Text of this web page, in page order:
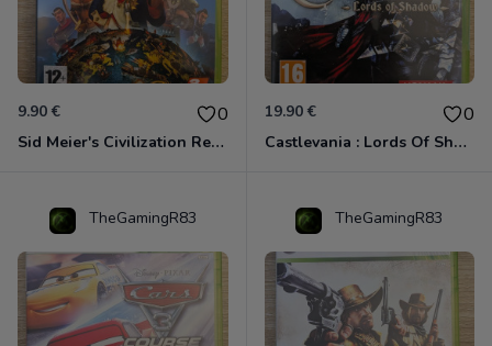
9.90 € 0
Sid Meier's Civilization Revolution Xbox 360
19.90 € 0
Castlevania : Lords Of Shadow Xbox 360
TheGamingR83 TheGamingR83